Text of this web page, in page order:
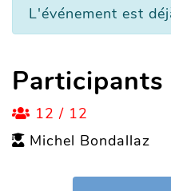
L'événement est
Participants
12 / 12
Michel Bondallaz